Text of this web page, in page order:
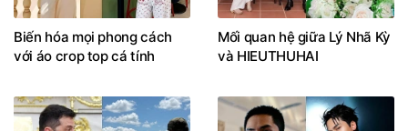
Biến hóa mọi phong cách
với áo crop top cá tính
Mối quan hệ giữa Lý Nhã Kỳ
và HIEUTHUHAI